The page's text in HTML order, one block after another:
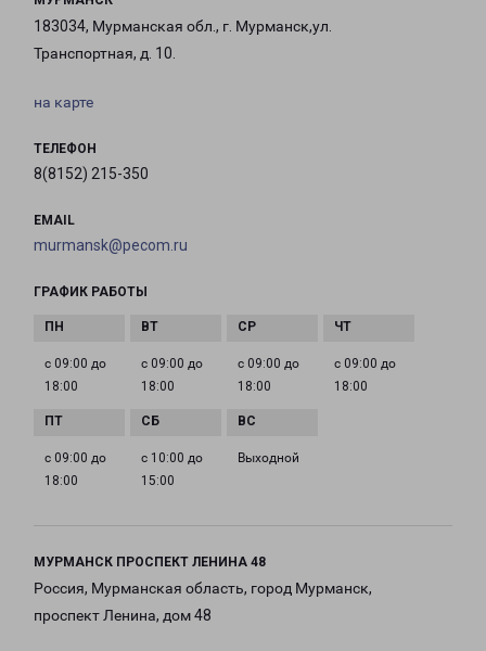
183034, Мурманская обл., г. Мурманск,ул.
Транспортная, д. 10.
на карте
ТЕЛЕФОН
8(8152) 215-350
EMAIL
murmansk@pecom.ru
ГРАФИК РАБОТЫ
с 09:00 до
18:00
с 09:00 до
18:00
с 09:00 до
18:00
с 09:00 до
18:00
с 09:00 до
18:00
с 10:00 до
15:00
Выходной
МУРМАНСК ПРОСПЕКТ ЛЕНИНА 48
Россия, Мурманская область, город Мурманск,
проспект Ленина, дом 48